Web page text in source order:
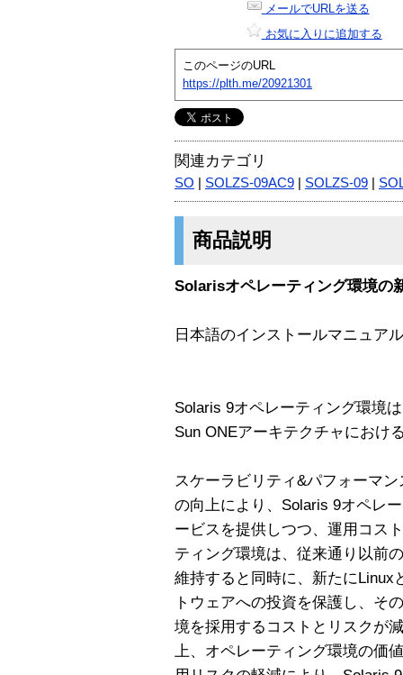
メールでURLを送る
お気に入りに追加する
このページのURL
https://plth.me/20921301
関連カテゴリ
SO SOLZS-09AC9 SOLZS-09
商品説明
Solarisオペレーティング環境の
日本語のインストールマニュア
Solaris 9オペレーティング環境
Sun ONEアーキテクチャにおけ
スケーラビリティ&パフォーマ
の向上により、Solaris 9オペレ
ービスを提供しつつ、運用コス
ティング環境は、従来通り以前
維持すると同時に、新たにLinux
トウェアへの投資を保護し、そ
境を採用するコストとリスクが
上、オペレーティング環境の価